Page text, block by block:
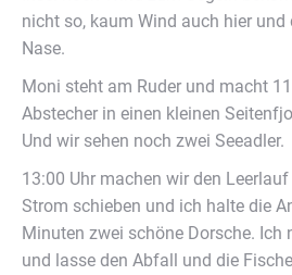
nicht so, kaum Wind auch hier
Nase.
Moni steht am Ruder und macht
Abstecher in einen kleinen
Und wir sehen noch zwei Seeadler.
13:00 Uhr machen wir den
Strom schieben und ich halte die
Minuten zwei schöne Dorsche. Ich
und lasse den Abfall und die